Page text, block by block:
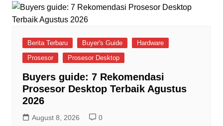
Berita Terbaru Buyer's Guide
Hardware
Prosesor
Prosesor Desktop
Buyers guide: 7 Rekomendasi
Prosesor Desktop Terbaik Agustus
2026
August 8, 2026 0